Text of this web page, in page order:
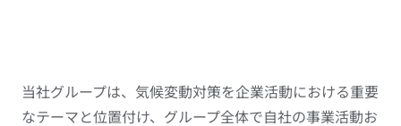
当社グループは、気候変動対策を企業活動における重要
なテーマと位置付け、グループ全体で自社の事業活動お